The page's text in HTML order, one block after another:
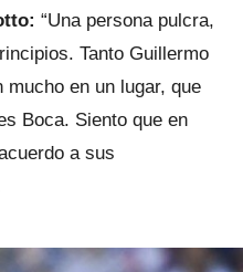
“Una persona pulcra,
Tanto Guillermo
en un lugar, que
Boca. Siento que en
a sus